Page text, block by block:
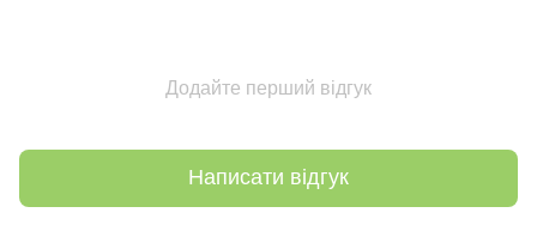
Додайте перший відгук
Написати відгук